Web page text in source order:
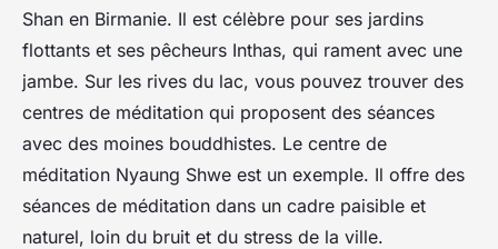
Shan en Birmanie. Il est célèbre pour ses jardins
flottants et ses pêcheurs Inthas, qui rament avec une
jambe. Sur les rives du lac, vous pouvez trouver des
centres de méditation qui proposent des séances
avec des moines bouddhistes. Le centre de
méditation Nyaung Shwe est un exemple. Il offre des
séances de méditation dans un cadre paisible et
naturel, loin du bruit et du stress de la ville.